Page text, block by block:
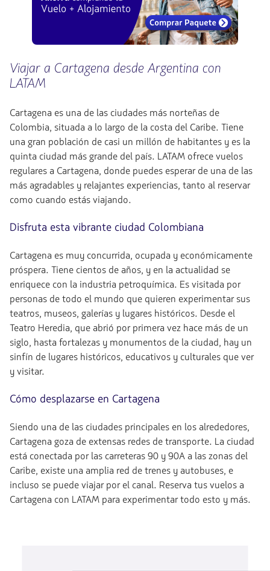
Viajar a Cartagena desde Argentina con
LATAM
Cartagena es una de las ciudades más norteñas de
Colombia, situada a lo largo de la costa del Caribe. Tiene
una gran población de casi un millón de habitantes y es la
quinta ciudad más grande del país. LATAM ofrece vuelos
regulares a Cartagena, donde puedes esperar de una de las
más agradables y relajantes experiencias, tanto al reservar
como cuando estás viajando.
Disfruta esta vibrante ciudad Colombiana
Cartagena es muy concurrida, ocupada y económicamente
próspera. Tiene cientos de años, y en la actualidad se
enriquece con la industria petroquímica. Es visitada por
personas de todo el mundo que quieren experimentar sus
teatros, museos, galerías y lugares históricos. Desde el
Teatro Heredia, que abrió por primera vez hace más de un
siglo, hasta fortalezas y monumentos de la ciudad, hay un
sinfín de lugares históricos, educativos y culturales que ver
y visitar.
Cómo desplazarse en Cartagena
Siendo una de las ciudades principales en los alrededores,
Cartagena goza de extensas redes de transporte. La ciudad
está conectada por las carreteras 90 y 90A a las zonas del
Caribe, existe una amplia red de trenes y autobuses, e
incluso se puede viajar por el canal. Reserva tus vuelos a
Cartagena con LATAM para experimentar todo esto y más.